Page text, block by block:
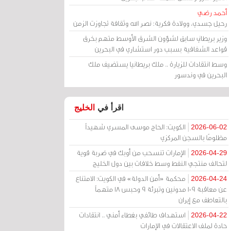
أحمد رضي
رحيل جسدي، وولادة فكرية: نصر الله وثقافة تجاوزت الزمن
وزير بريطاني سابق لشؤون الشرق الأوسط متهم بخرق
قواعد الشفافية بسبب دور استشاري في البحرين
وسط انتقادات للزيارة .. ملك بريطانيا يستضيف ملك
البحرين في وندسور
اقرأ في الخليج
2026-06-02
الكويت: الحاج موسى المسري شهيداً
مظلومًا بالسجن المركزي
2026-04-29
الإمارات تنسحب من أوبك في ضربة قوية
لتحالف منتجي النفط وسط خلافات بين دول الخليج
2026-04-24
محكمة «أمن الدولة» في الكويت: الامتناع
عن معاقبة 109 مدونين وتبرئة 9 وحبس 18 متهماً
بالتعاطف مع إيران
2026-04-22
استهداف طائفي بغطاء أمني .. انتقادات
حادة لملف الاعتقالات في الإمارات